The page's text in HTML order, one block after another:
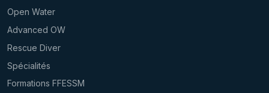
Open Water
Advanced OW
Rescue Diver
Spécialités
Formations FFESSM